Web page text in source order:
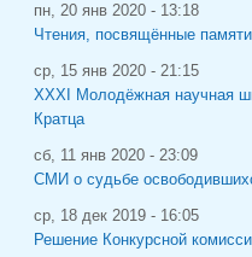
пн, 20 янв 2020 - 13:18
Чтения, посвящённые
ср, 15 янв 2020 - 21:15
XXXI Молодёжная научная
Кратца
сб, 11 янв 2020 - 23:09
СМИ о судьбе
ср, 18 дек 2019 - 16:05
Решение Конкурсной